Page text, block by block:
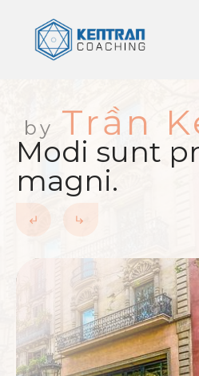
by Trần
Modi sunt
magni.